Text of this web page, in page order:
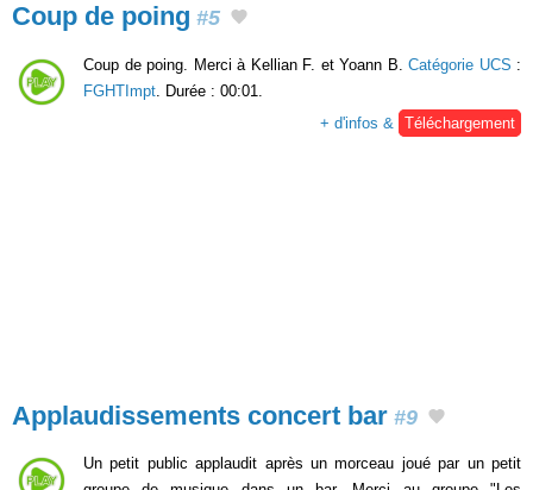
Coup de poing #5
Coup de poing. Merci à Kellian F. et Yoann B. Catégorie UCS :
FGHTImpt . Durée : 00:01.
+ d'infos &
Téléchargement
Applaudissements concert bar #9
Un petit public applaudit après un morceau joué par un petit